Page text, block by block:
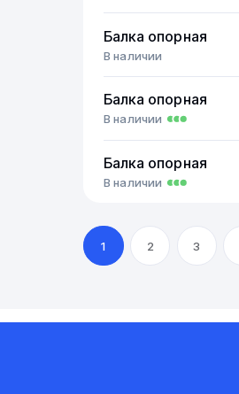
Балка опорная
В наличии
Балка опорная
В наличии
Балка опорная
В наличии
1 2 3